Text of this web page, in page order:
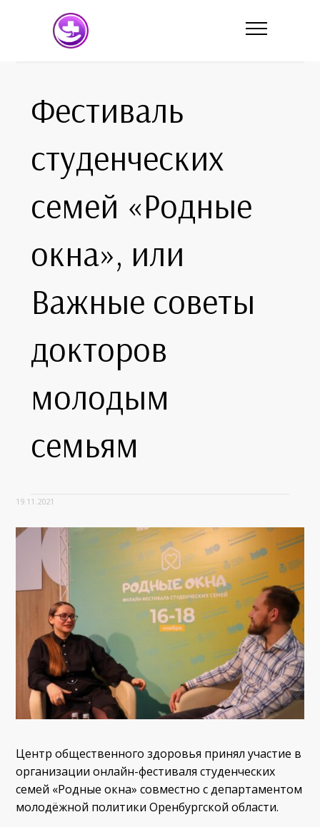
Фестиваль
студенческих
семей «Родные
окна», или
Важные советы
докторов
молодым
семьям
19.11.2021
Центр общественного здоровья принял участие в
организации онлайн-фестиваля студенческих
семей «Родные окна» совместно с департаментом
молодёжной политики Оренбургской области.